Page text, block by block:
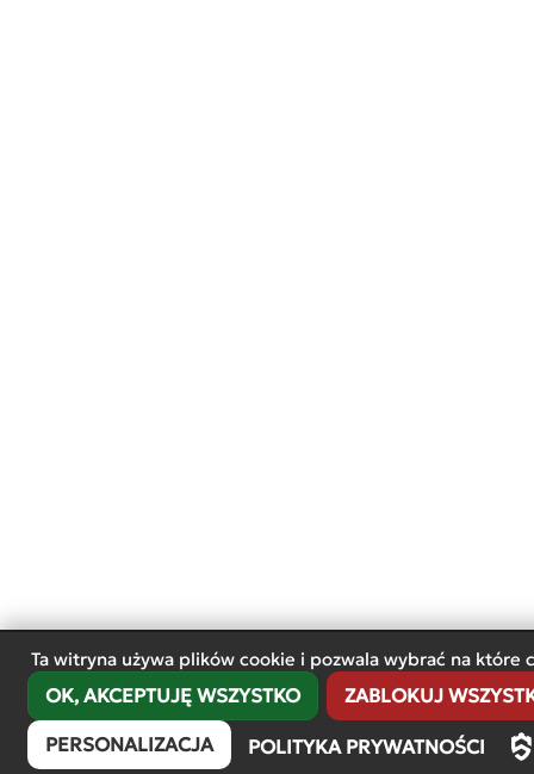
Ta witryna używa plików cookie i pozwala wybrać na które
OK, AKCEPTUJĘ WSZYSTKO ZABLOKUJ
PERSONALIZACJA POLITYKA PRYWATNOŚCI